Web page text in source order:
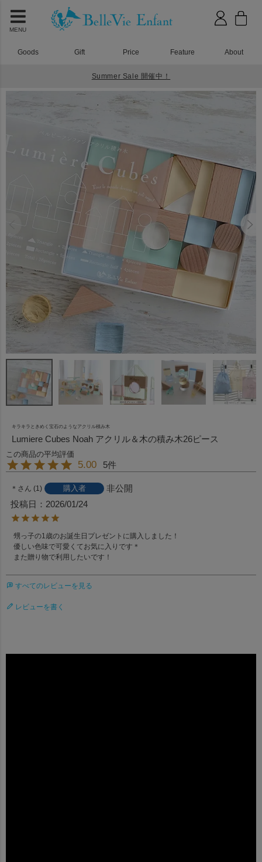
MENU
Goods Gift Price Feature About
Summer Sale 開催中！
Lumiere Cubes Noah アクリル＆木の積み木26ピース
キラキラときめく宝石のようなアクリル積み木
Lumiere Cubes Noah アクリル＆木の積み木26ピース
5.00 5
＊ 1 購入者
非公開
投稿日
2026/01/24
甥っ子の1歳のお誕生日プレゼントに購入しました！
優しい色味で可愛くてお気に入りです＊
また贈り物で利用したいです！
すべてのレビューを見る
レビューを書く